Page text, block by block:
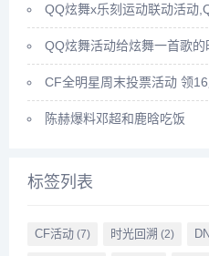
QQ炫舞x乐刻运动联动活动
QQ炫舞活动给炫舞一首歌的
CF全明星周末投票活动 领
陈赫爆料邓超和鹿晗吃饭
标签列表
CF活动(7) 时光回溯 (2)